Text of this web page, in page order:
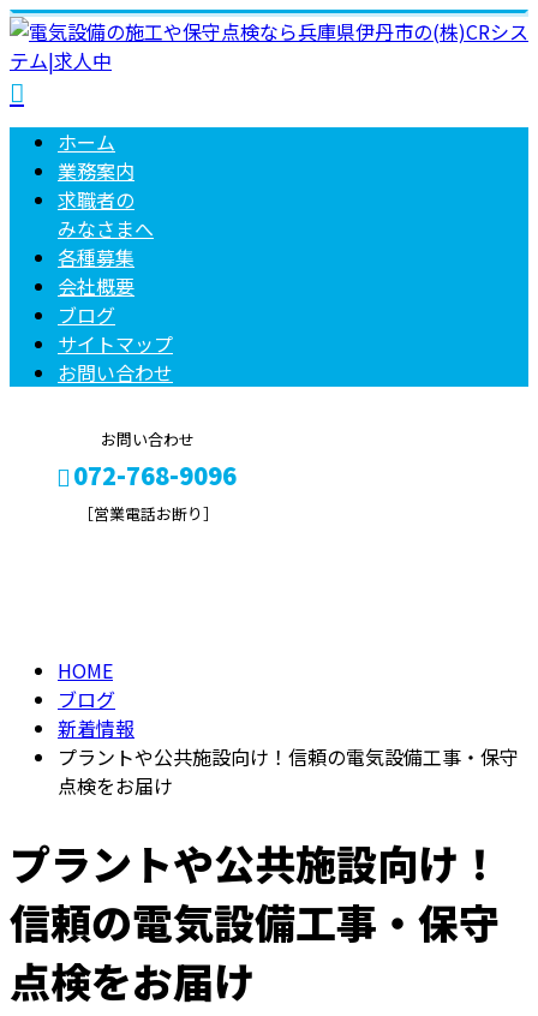
ホーム
業務案内
求職者の
みなさまへ
各種募集
会社概要
ブログ
サイトマップ
お問い合わせ
お問い合わせ
072-768-9096
［営業電話お断り］
HOME
ブログ
新着情報
プラントや公共施設向け！信頼の電気設備工事・保守
点検をお届け
プラントや公共施設向け！
信頼の電気設備工事・保守
点検をお届け